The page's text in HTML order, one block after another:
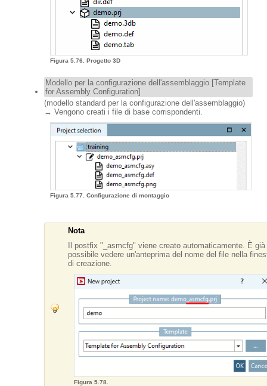
Figura 5.76. Progetto 3D
Modello per la configurazione dell'assemblaggio [Template
for Assembly Configuration]
(modello standard per la configurazione dell'assemblaggio)
→ Vengono creati i file di base corrispondenti.
Figura 5.77. Configurazione di montaggio
Nota
Il postfix "_asmcfg" viene creato automaticamente. È già
possibile vedere un'anteprima del nome del file nella
di creazione.
Figura 5.78.